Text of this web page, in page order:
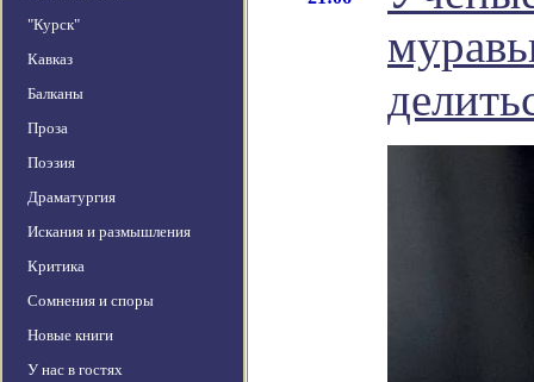
"Курск"
Кавказ
Балканы
Проза
Поэзия
Драматургия
Искания и размышления
Критика
Сомнения и споры
Новые книги
У нас в гостях